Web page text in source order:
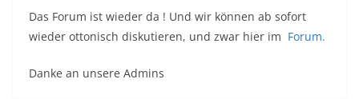
Das Forum ist wieder da ! Und wir können ab sofort
wieder ottonisch diskutieren, und zwar hier im Forum.
Danke an unsere Admins